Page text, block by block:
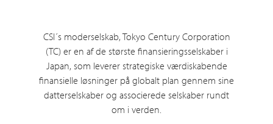
CSI´s moderselskab, Tokyo Century Corporation
(TC) er en af de største finansieringsselskaber i
Japan, som leverer strategiske værdiskabende
finansielle løsninger på globalt plan gennem sine
datterselskaber og associerede selskaber rundt
om i verden.